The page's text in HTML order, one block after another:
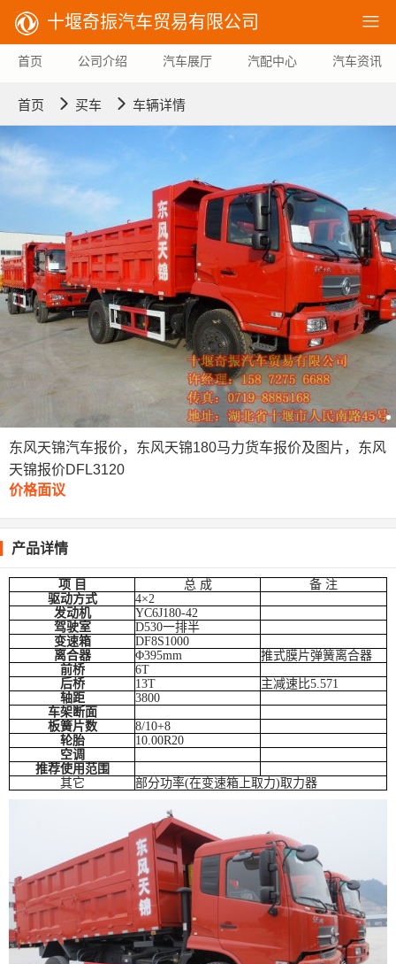
十堰奇振汽车贸易有限公司 
首页 公司介绍 汽车展厅 汽配中心 汽车资讯
首页  买车  车辆详情
东风天锦汽车报价，东风天锦180马力货车报价及图片，东风
天锦报价DFL3120
价格面议
产品详情
项 目 总 成
备 注
驱动方式
4×2
发动机
YC6J180-42
驾驶室
D530一排半
变速箱
DF8S1000
离合器
Φ395mm
推式膜片弹簧离合器
前桥
6T
后桥
13T
主减速比5.571
轴距
3800
车架断面
板簧片数
8/10+8
轮胎
10.00R20
空调
推荐使用范围
其它
部分功率(在变速箱上取力)取力器